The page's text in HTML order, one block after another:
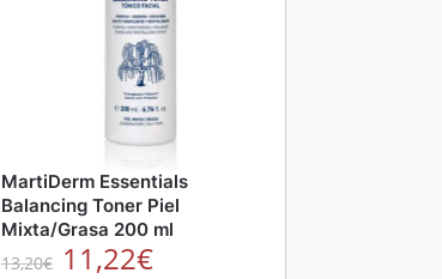
MartiDerm Essentials
Balancing Toner Piel
Mixta/Grasa 200 ml
13,20€ 11,22€